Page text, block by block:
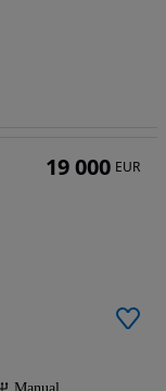
19 000 EUR